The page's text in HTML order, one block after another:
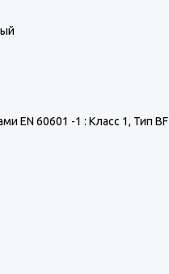
EN 60601 -1 : Класс 1, Тип BF